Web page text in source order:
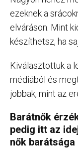
ezeknek a
elváráson. Mint
készíthetsz, ha
Kiválasztottuk a
médiából és
jobbak, mint az
Barátnők
pedig itt az
nők barátsága